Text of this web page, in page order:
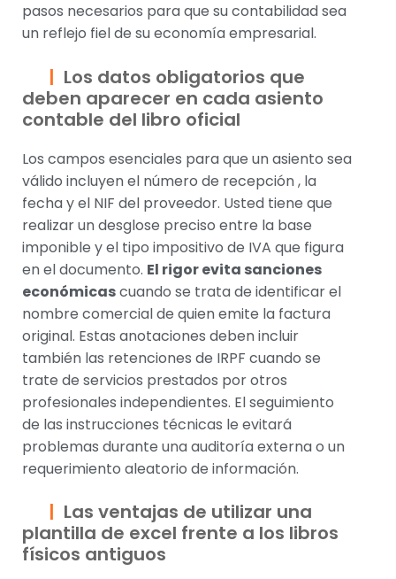
pasos necesarios para que su contabilidad sea
un reflejo fiel de su economía empresarial.
Los datos obligatorios que
deben aparecer en cada asiento
contable del libro oficial
Los campos esenciales para que un asiento sea
válido incluyen el número de recepción , la
fecha y el NIF del proveedor. Usted tiene que
realizar un desglose preciso entre la base
imponible y el tipo impositivo de IVA que figura
en el documento. El rigor evita sanciones
económicascuando se trata de identificar el
nombre comercial de quien emite la factura
original. Estas anotaciones deben incluir
también las retenciones de IRPF cuando se
trate de servicios prestados por otros
profesionales independientes. El seguimiento
de las instrucciones técnicas le evitará
problemas durante una auditoría externa o un
requerimiento aleatorio de información.
Las ventajas de utilizar una
plantilla de excel frente a los libros
físicos antiguos